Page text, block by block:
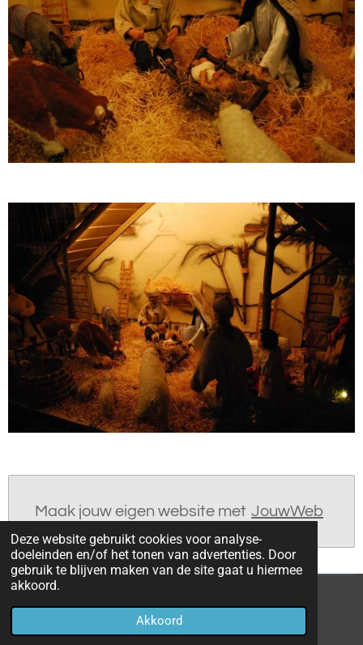
Deze website gebruikt cookies voor analyse-
doeleinden en/of het tonen van advertenties. Door
gebruik te blijven maken van de site gaat u hiermee
akkoord.
Akkoord
Maak jouw eigen website met JouwWeb